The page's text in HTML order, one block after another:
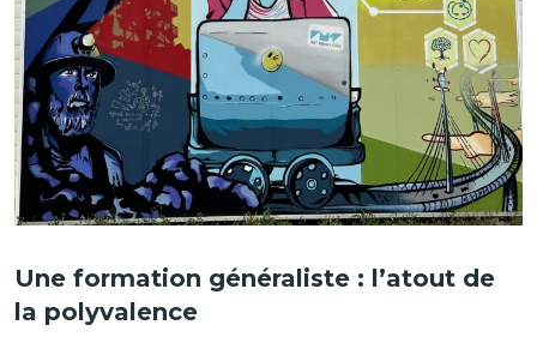
Une formation généraliste : l’atout de
la polyvalence